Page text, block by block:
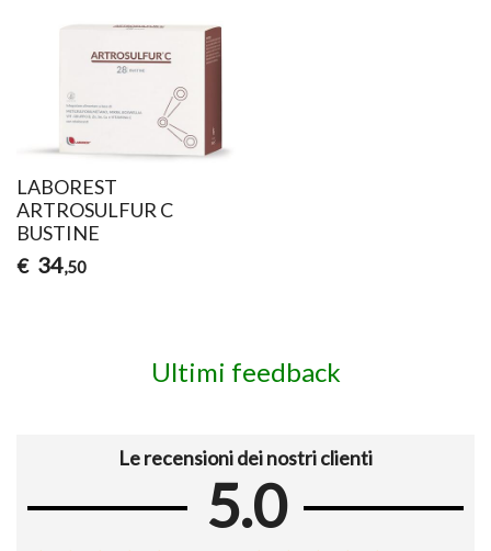
LABOREST
ARTROSULFUR C
BUSTINE
€ 34,50
Ultimi feedback
Le recensioni dei nostri clienti
5.0